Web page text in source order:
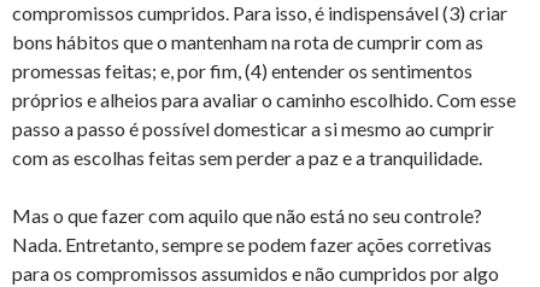
compromissos cumpridos. Para isso, é indispensável (3) criar
bons hábitos que o mantenham na rota de cumprir com as
promessas feitas; e, por fim, (4) entender os sentimentos
próprios e alheios para avaliar o caminho escolhido. Com esse
passo a passo é possível domesticar a si mesmo ao cumprir
com as escolhas feitas sem perder a paz e a tranquilidade.
Mas o que fazer com aquilo que não está no seu controle?
Nada. Entretanto, sempre se podem fazer ações corretivas
para os compromissos assumidos e não cumpridos por algo